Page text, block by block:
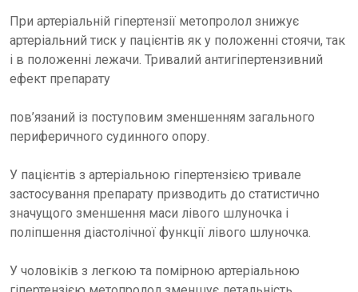
При артеріальній гіпертензії метопролол знижує
артеріальний тиск у пацієнтів як у положенні стоячи, так
і в положенні лежачи. Тривалий антигіпертензивний
ефект препарату
пов’язаний із поступовим зменшенням загального
периферичного судинного опору.
У пацієнтів з артеріальною гіпертензією тривале
застосування препарату призводить до статистично
значущого зменшення маси лівого шлуночка і
поліпшення діастолічної функції лівого шлуночка.
У чоловіків з легкою та помірною артеріальною